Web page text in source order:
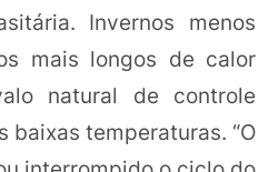
Invernos menos
mais longos de calor
natural de controle
baixas temperaturas. “O